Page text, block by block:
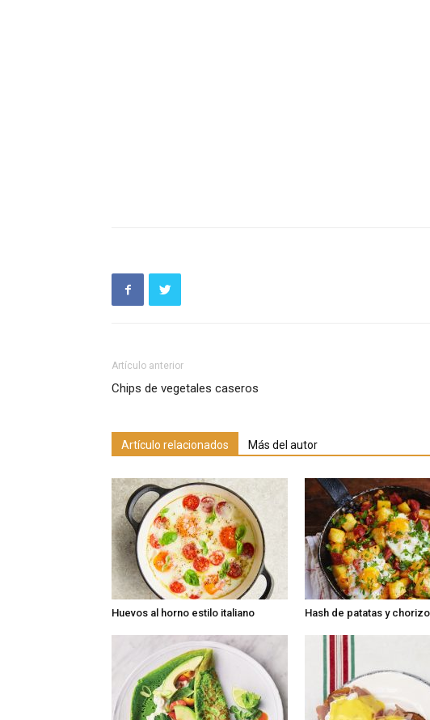
Artículo anterior
Chips de vegetales caseros
Artículo relacionados Más del autor
Huevos al horno estilo italiano Hash de patatas y chorizo